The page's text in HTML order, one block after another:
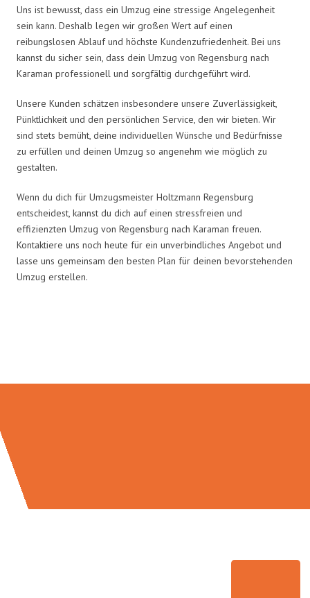
Uns ist bewusst, dass ein Umzug eine stressige Angelegenheit
sein kann. Deshalb legen wir großen Wert auf einen
reibungslosen Ablauf und höchste Kundenzufriedenheit. Bei uns
kannst du sicher sein, dass dein Umzug von Regensburg nach
Karaman professionell und sorgfältig durchgeführt wird.
Unsere Kunden schätzen insbesondere unsere Zuverlässigkeit,
Pünktlichkeit und den persönlichen Service, den wir bieten. Wir
sind stets bemüht, deine individuellen Wünsche und Bedürfnisse
zu erfüllen und deinen Umzug so angenehm wie möglich zu
gestalten.
Wenn du dich für Umzugsmeister Holtzmann Regensburg
entscheidest, kannst du dich auf einen stressfreien und
effizienzten Umzug von Regensburg nach Karaman freuen.
Kontaktiere uns noch heute für ein unverbindliches Angebot und
lasse uns gemeinsam den besten Plan für deinen bevorstehenden
Umzug erstellen.